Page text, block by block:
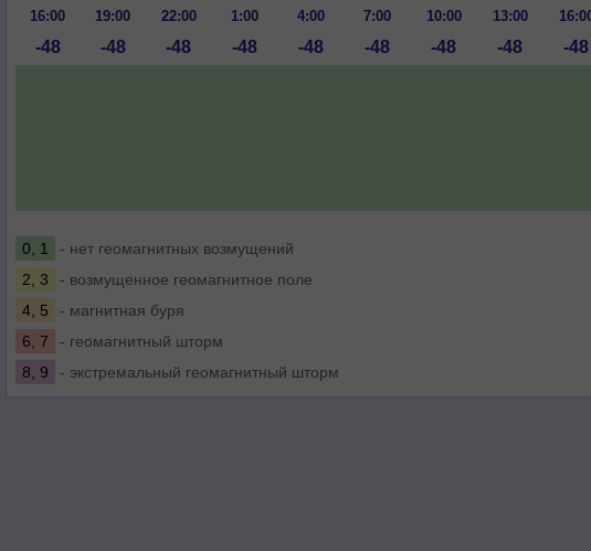
16:00 19:00 22:00 1:00 4:00 7:00 10:00 13:00
-48 -48 -48 -48 -48 -48 -48 -48 -48
0, 1
- нет геомагнитных возмущений
2, 3
- возмущенное геомагнитное поле
4, 5
- магнитная буря
6, 7
- геомагнитный шторм
8, 9
- экстремальный геомагнитный шторм